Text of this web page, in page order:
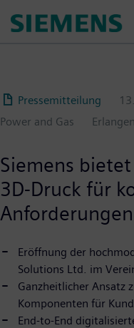
para
Pressemitteilung
Power and Gas
Erlangen
Siemens
3D-Druck für
Eröffnung der
Solutions Ltd. im
Ganzheitlicher Ansatz
Komponenten für
End-to-End